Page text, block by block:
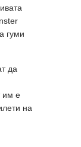
гуми
да
им е
на